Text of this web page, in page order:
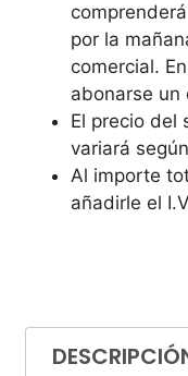
por la
comercial.
abonarse un
El precio del
variará
Al importe
añadirle el